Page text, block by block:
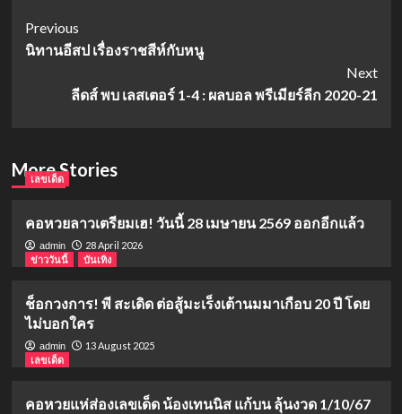
Post
Navigation
Previous
นิทานอีสป เรื่องราชสีห์กับหนู
Next
ลีดส์ พบ เลสเตอร์ 1-4 : ผลบอล พรีเมียร์ลีก 2020-21
More Stories
เลขเด็ด
คอหวยลาวเตรียมเฮ! วันนี้ 28 เมษายน 2569 ออกอีกแล้ว
admin
28 April 2026
ข่าววันนี้
บันเทิง
ช็อกวงการ! พี สะเดิด ต่อสู้มะเร็งเต้านมมาเกือบ 20 ปี โดย
ไม่บอกใคร
admin
13 August 2025
เลขเด็ด
คอหวยแห่ส่องเลขเด็ด น้องเทนนิส แก้บน ลุ้นงวด 1/10/67